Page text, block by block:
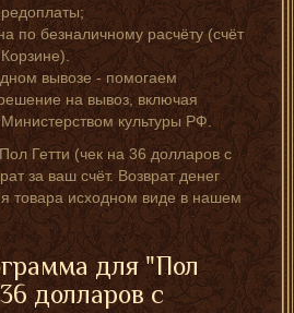
по безналичному расчёту (счёт
вывозе - помогаем
на вывоз, включая
культуры РФ.
Гетти (чек на 36 долларов с
за ваш счёт. Возврат денег
товара исходном виде в нашем
для "Пол
долларов с